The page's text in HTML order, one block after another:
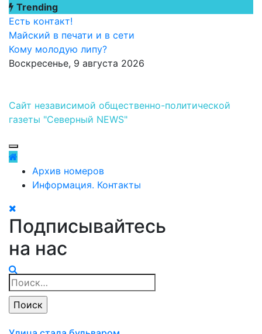
Перейти
содержимому
Trending
Есть контакт!
Майский в печати и в сети
Кому молодую липу?
Воскресенье, 9 августа 2026
Сайт независимой общественно-политической
газеты "Северный NEWS"
Архив номеров
Информация. Контакты
Подписывайтесь
на нас
Найти: